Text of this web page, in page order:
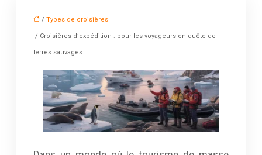
/ Types de croisières
/ Croisières d’expédition : pour les voyageurs en quête de
terres sauvages